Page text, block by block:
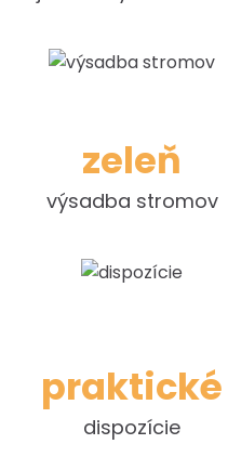
zeleň
výsadba stromov
praktické
dispozície